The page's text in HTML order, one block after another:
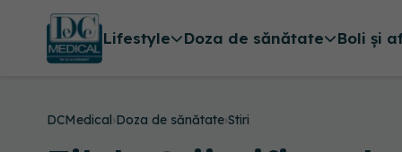
Lifestyle Doza de sănătate Boli și
DCMedical›Doza de sănătate›Stiri